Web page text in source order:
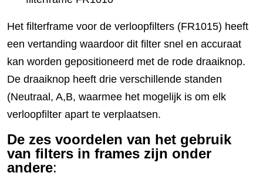
Het filterframe voor de verloopfilters (FR1015) heeft
een vertanding waardoor dit filter snel en accuraat
kan worden gepositioneerd met de rode draaiknop.
De draaiknop heeft drie verschillende standen
(Neutraal, A,B, waarmee het mogelijk is om elk
verloopfilter apart te verplaatsen.
De zes voordelen van het gebruik
van filters in frames zijn onder
andere: